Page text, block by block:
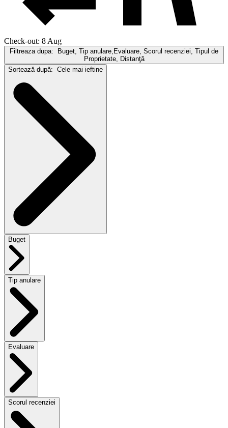
Check-out: 8 Aug
Filtreaza dupa: Buget, Tip anulare,Evaluare, Scorul recenziei, Tipul de
Proprietate, Distanţă
Sortează după: Cele mai ieftine
Buget
Tip anulare
Evaluare
Scorul recenziei